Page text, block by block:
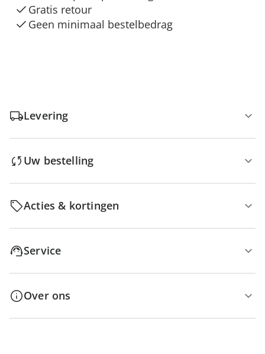
Gratis retour
Geen minimaal bestelbedrag
Levering
Uw bestelling
Acties & kortingen
Service
Over ons